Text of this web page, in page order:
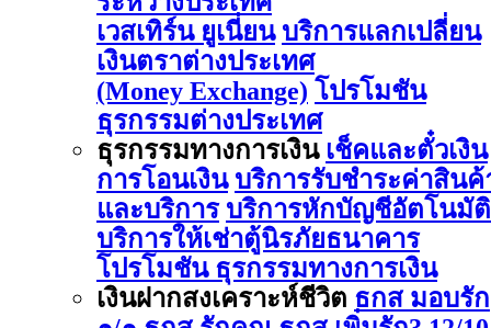
เวสเทิร์น ยูเนี่ยน บริการแลกเปลี่ยน
เงินตราต่างประเทศ
(Money Exchange) โปรโมชัน
ธุรกรรมต่างประเทศ
ธุรกรรมทางการเงิน เช็คและตั๋วเงิน
การโอนเงิน บริการรับชำระค่าสินค้
และบริการ บริการหักบัญชีอัตโนมัติ
บริการให้เช่าตู้นิรภัยธนาคาร
โปรโมชัน ธุรกรรมทางการเงิน
เงินฝากสงเคราะห์ชีวิต ธกส มอบรัก